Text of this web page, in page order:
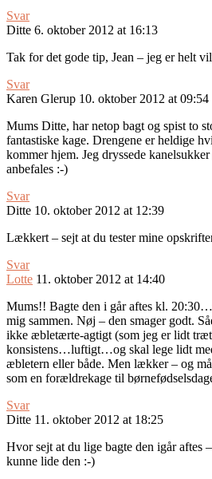
Svar
Ditte 6. oktober 2012 at 16:13
Tak for det gode tip, Jean – jeg er helt
Svar
Karen Glerup 10. oktober 2012 at 09:54
Mums Ditte, har netop bagt og spist to
fantastiske kage. Drengene er heldige
kommer hjem. Jeg dryssede
anbefales :-)
Svar
Ditte 10. oktober 2012 at 12:39
Lækkert – sejt at du tester mine
Svar
Lotte 11. oktober 2012 at 14:40
Mums!! Bagte den i går aftes kl.
mig sammen. Nøj – den smager godt.
ikke æbletærte-agtigt (som jeg er lidt
konsistens…luftigt…og skal lege lidt
æbletern eller både. Men lækker – og
som en forældrekage til
Svar
Ditte 11. oktober 2012 at 18:25
Hvor sejt at du lige bagte den igår aftes
kunne lide den :-)